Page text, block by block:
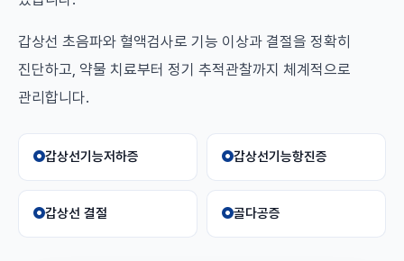
갑상선 초음파와 혈액검사로 기능 이상과 결절을 정확히
진단하고, 약물 치료부터 정기 추적관찰까지 체계적으로
관리합니다.
갑상선기능저하증 갑상선기능항진증
갑상선 결절 골다공증